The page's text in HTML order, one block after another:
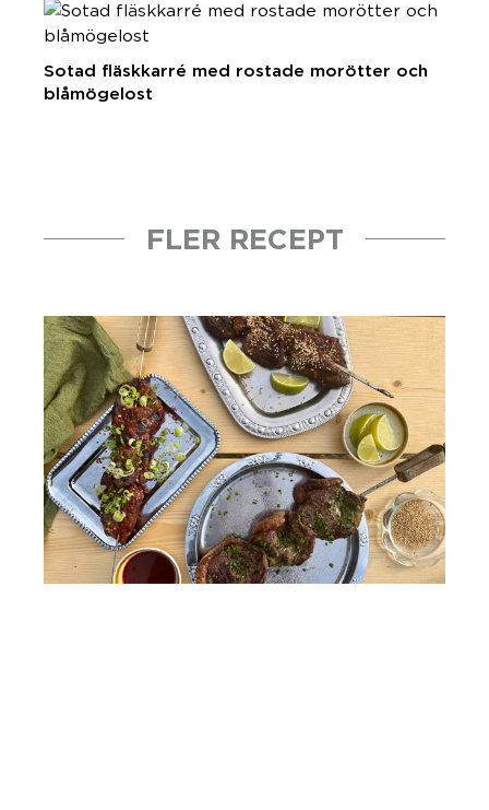
Sotad fläskkarré med rostade morötter och
blåmögelost
FLER RECEPT